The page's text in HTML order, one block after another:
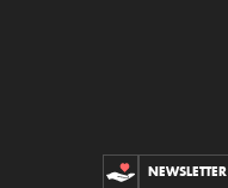
CONTRIBUCIONES
NEWSLETTER